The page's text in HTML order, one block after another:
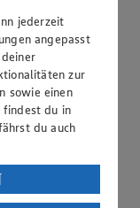
jederzeit
angepasst
zur
sowie einen
findest du in
du auch
Daten in den